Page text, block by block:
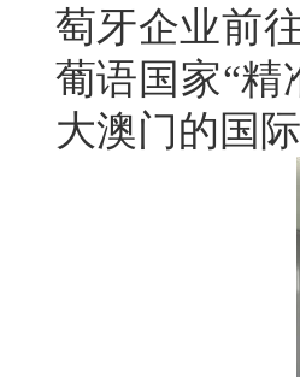
萄牙企业前
葡语国家“精
大澳门的国